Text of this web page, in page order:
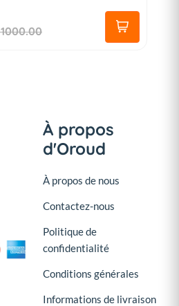
À propos
d'Oroud
À propos de nous
Contactez-nous
Politique de
confidentialité
Conditions générales
Informations de livraison